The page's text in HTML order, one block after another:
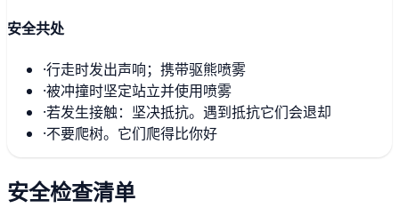
安全共处
·行走时发出声响；携带驱熊喷雾
·被冲撞时坚定站立并使用喷雾
·若发生接触：坚决抵抗。遇到抵抗它们会退却
·不要爬树。它们爬得比你好
安全检查清单